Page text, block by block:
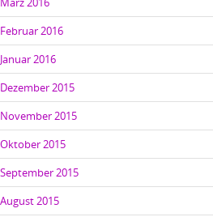
Februar 2016
Januar 2016
Dezember 2015
November 2015
Oktober 2015
September 2015
August 2015